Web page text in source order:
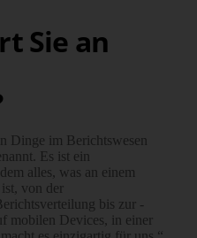
Sie an
Dinge im Berichtswesen
Es ist ein
alles, was an einem
von der
bis zur -
mobilen Devices, in einer